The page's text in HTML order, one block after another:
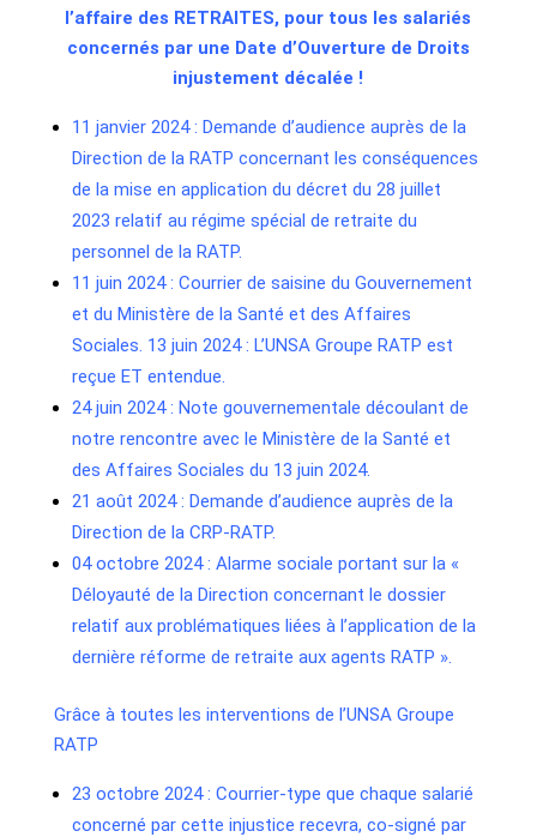
l’affaire des RETRAITES, pour tous les salariés
concernés par une Date d’Ouverture de Droits
injustement décalée !
11 janvier 2024 : Demande d’audience auprès de la
Direction de la RATP concernant les conséquences
de la mise en application du décret du 28 juillet
2023 relatif au régime spécial de retraite du
personnel de la RATP.
11 juin 2024 : Courrier de saisine du Gouvernement
et du Ministère de la Santé et des Affaires
Sociales. 13 juin 2024 : L’UNSA Groupe RATP est
reçue ET entendue.
24 juin 2024 : Note gouvernementale découlant de
notre rencontre avec le Ministère de la Santé et
des Affaires Sociales du 13 juin 2024.
21 août 2024 : Demande d’audience auprès de la
Direction de la CRP-RATP.
04 octobre 2024 : Alarme sociale portant sur la «
Déloyauté de la Direction concernant le dossier
relatif aux problématiques liées à l’application de la
dernière réforme de retraite aux agents RATP ».
Grâce à toutes les interventions de l’UNSA Groupe
RATP
23 octobre 2024 : Courrier-type que chaque salarié
concerné par cette injustice recevra, co-signé par